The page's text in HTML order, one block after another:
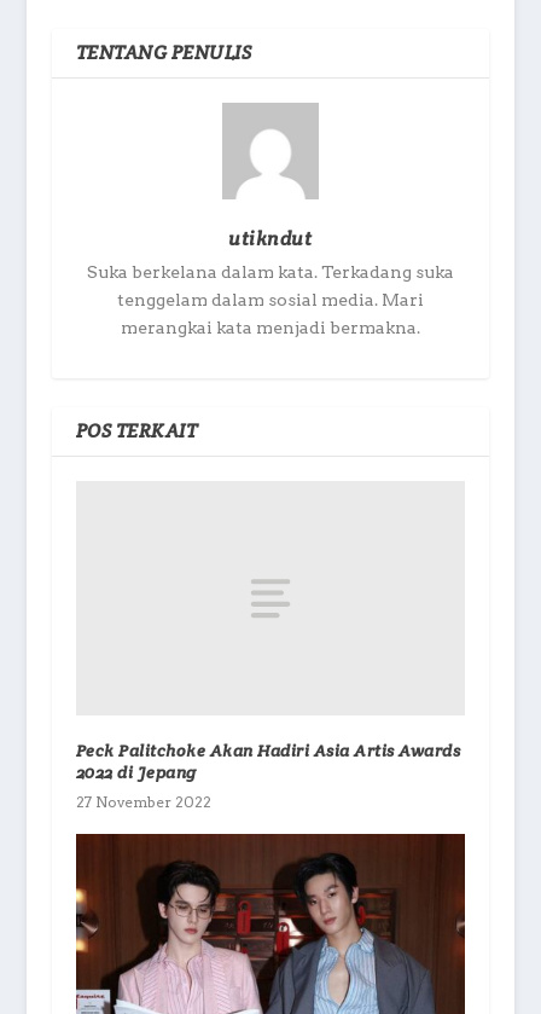
TENTANG PENULIS
utikndut
Suka berkelana dalam kata. Terkadang suka
tenggelam dalam sosial media. Mari
merangkai kata menjadi bermakna.
POS TERKAIT
Peck Palitchoke Akan Hadiri Asia Artis Awards
2022 di Jepang
27 November 2022